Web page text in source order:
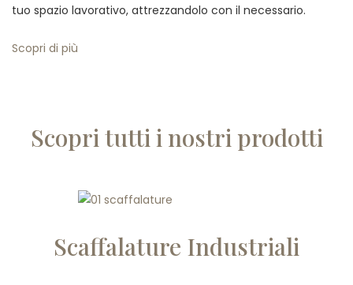
tuo spazio lavorativo, attrezzandolo con il necessario.
Scopri di più
Scopri tutti i nostri prodotti
Scaffalature Industriali